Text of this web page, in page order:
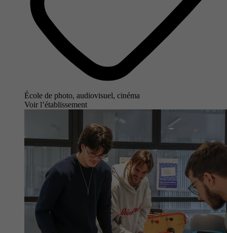
École de photo, audiovisuel, cinéma
Voir l’établissement